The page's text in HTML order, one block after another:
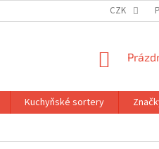
CZK
Kuchyňské sortery